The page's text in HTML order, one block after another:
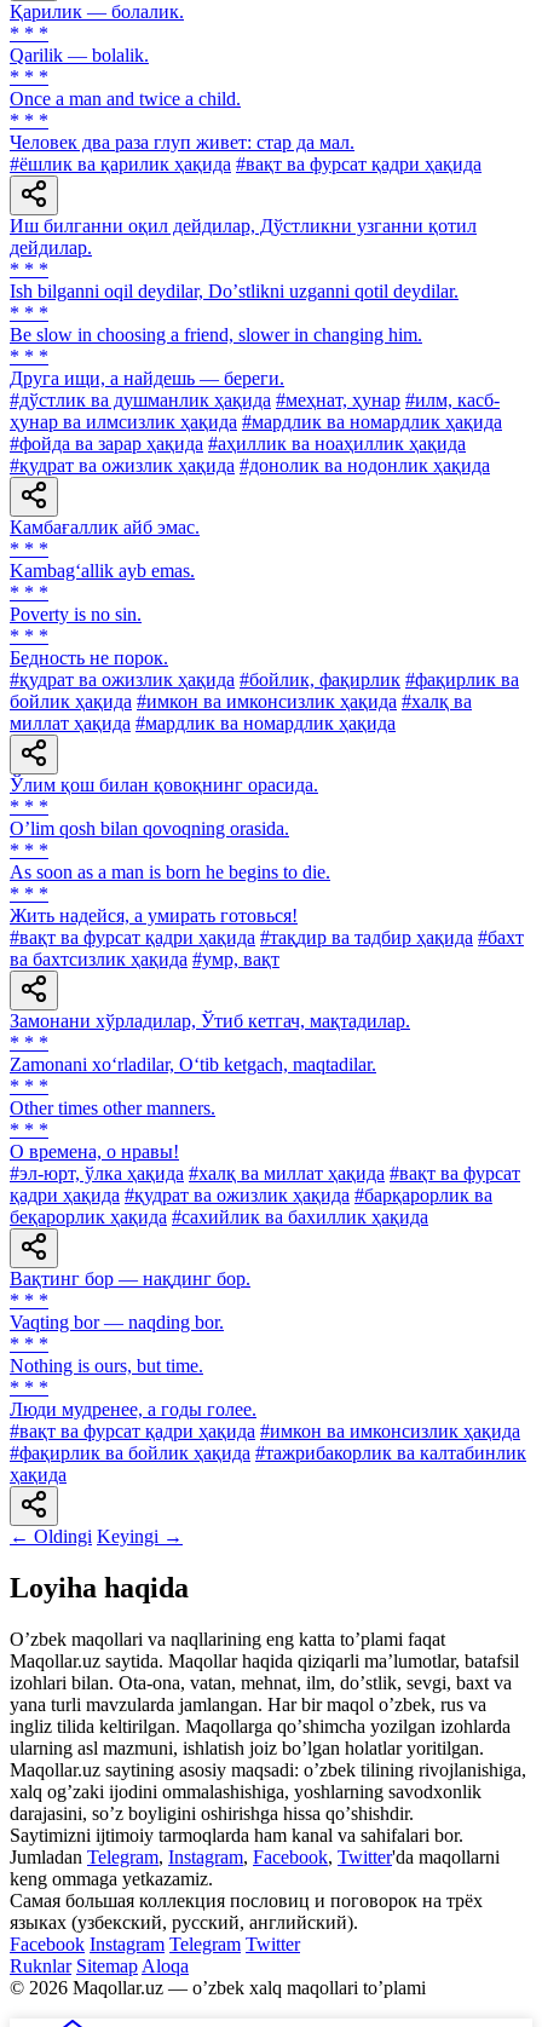
Қарилик — болалик.
* * *
Qarilik — bolalik.
* * *
Once a man and twice a child.
* * *
Человек два раза глуп живет: стар да мал.
#ёшлик ва қарилик ҳақида #вақт ва фурсат қадри ҳақида
Иш билганни оқил дейдилар, Дўстликни узганни қотил
дейдилар.
* * *
Ish bilganni oqil deydilar, Doʼstlikni uzganni qotil deydilar.
* * *
Be slow in choosing a friend, slower in changing him.
* * *
Друга ищи, а найдешь — береги.
#дўстлик ва душманлик ҳақида #меҳнат, ҳунар #илм, касб-
ҳунар ва илмсизлик ҳақида #мардлик ва номардлик ҳақида
#фойда ва зарар ҳақида #аҳиллик ва ноаҳиллик ҳақида
#қудрат ва ожизлик ҳақида #донолик ва нодонлик ҳақида
Камбағаллик айб эмас.
* * *
Kambag‘allik ayb emas.
* * *
Poverty is no sin.
* * *
Бедность не порок.
#қудрат ва ожизлик ҳақида #бойлик, фақирлик #фақирлик ва
бойлик ҳақида #имкон ва имконсизлик ҳақида #халқ ва
миллат ҳақида #мардлик ва номардлик ҳақида
Ўлим қош билан қовоқнинг орасида.
* * *
Oʼlim qosh bilan qovoqning orasida.
* * *
As soon as a man is born he begins to die.
* * *
Жить надейся, а умирать готовься!
#вақт ва фурсат қадри ҳақида #тақдир ва тадбир ҳақида #бахт
ва бахтсизлик ҳақида #умр, вақт
Замонани хўрладилар, Ўтиб кетгач, мақтадилар.
* * *
Zamonani xo‘rladilar, O‘tib ketgach, maqtadilar.
* * *
Other times other manners.
* * *
О времена, о нравы!
#эл-юрт, ўлка ҳақида #халқ ва миллат ҳақида #вақт ва фурсат
қадри ҳақида #қудрат ва ожизлик ҳақида #барқарорлик ва
беқарорлик ҳақида #сахийлик ва бахиллик ҳақида
Вақтинг бор — нақдинг бор.
* * *
Vaqting bor — naqding bor.
* * *
Nothing is ours, but time.
* * *
Люди мудренее, a годы голее.
#вақт ва фурсат қадри ҳақида #имкон ва имконсизлик ҳақида
#фақирлик ва бойлик ҳақида #тажрибакорлик ва калтабинлик
ҳақида
← Oldingi Keyingi →
Loyiha haqida
Oʼzbek maqollari va naqllarining eng katta toʼplami faqat
Maqollar.uz saytida. Maqollar haqida qiziqarli maʼlumotlar, batafsil
izohlari bilan. Ota-ona, vatan, mehnat, ilm, doʼstlik, sevgi, baxt va
yana turli mavzularda jamlangan. Har bir maqol oʼzbek, rus va
ingliz tilida keltirilgan. Maqollarga qoʼshimcha yozilgan izohlarda
ularning asl mazmuni, ishlatish joiz boʼlgan holatlar yoritilgan.
Maqollar.uz saytining asosiy maqsadi: oʼzbek tilining rivojlanishiga,
xalq ogʼzaki ijodini ommalashishiga, yoshlarning savodxonlik
darajasini, soʼz boyligini oshirishga hissa qoʼshishdir.
Saytimizni ijtimoiy tarmoqlarda ham kanal va sahifalari bor.
Jumladan Telegram, Instagram, Facebook, Twitter'da maqollarni
keng ommaga yetkazamiz.
Самая большая коллекция пословиц и поговорок на трёх
языках (узбекский, русский, английский).
Facebook Instagram Telegram Twitter
Ruknlar Sitemap Aloqa
© 2026 Maqollar.uz — oʼzbek xalq maqollari toʼplami